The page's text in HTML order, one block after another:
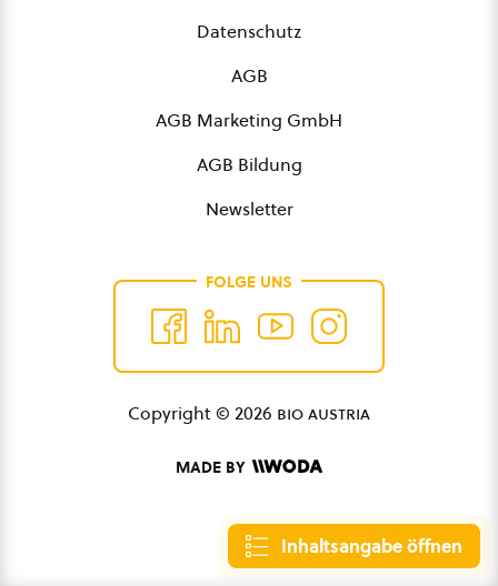
Inhaltsangabe öffnen
Datenschutz
AGB
AGB Marketing GmbH
AGB Bildung
Newsletter
FOLGE UNS
Copyright © 2026 bio austria
MADE BY